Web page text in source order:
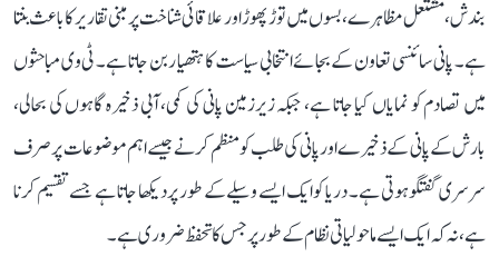
بندش، مشتعل مظاہرے، بسوں میں توڑ پھوڑ اور علاقائی شناخت پر مبنی تقاریر کا باعث بنتا
ہے۔ پانی سائنسی تعاون کے بجائے انتخابی سیاست کا ہتھیار بن جاتا ہے۔ ٹی وی مباحثوں
میں تصادم کو نمایاں کیا جاتا ہے، جبکہ زیرزمین پانی کی کمی، آبی ذخیرہ گاہوں کی بحالی،
بارش کے پانی کے ذخیرے اور پانی کی طلب کو منظم کرنے جیسے اہم موضوعات پر صرف
سرسری گفتگو ہوتی ہے۔ دریا کو ایک ایسے وسیلے کے طور پر دیکھا جاتا ہے جسے تقسیم کرنا
ہے، نہ کہ ایک ایسے ماحولیاتی نظام کے طور پر جس کا تحفظ ضروری ہے۔